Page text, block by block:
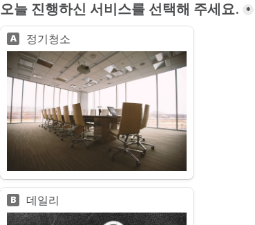
오늘 진행하신 서비스를 선택해 주세요. *
A 정기청소
B 데일리